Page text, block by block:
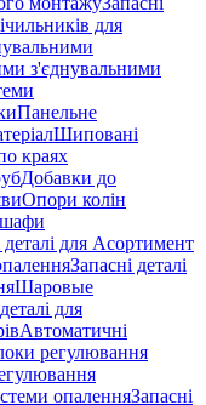
для
з'єднувальними
Панельне
Шиповані
краях
Добавки до
Опори колін
шафи
деталі для Асортимент
Запасні деталі
Шаровые
для
Автоматичні
регулювання
опаленняЗапасні